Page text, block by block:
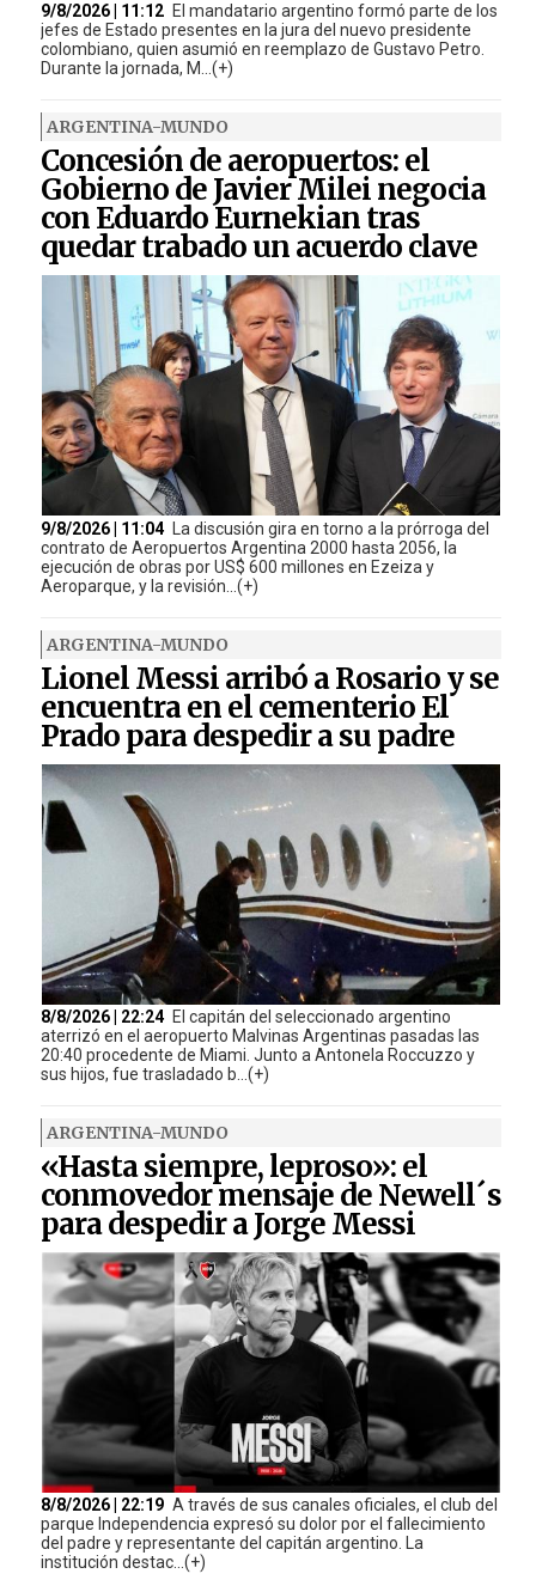
9/8/2026 | 11:12 El mandatario argentino formó parte de los
jefes de Estado presentes en la jura del nuevo presidente
colombiano, quien asumió en reemplazo de Gustavo Petro.
Durante la jornada, M...(+)
ARGENTINA-MUNDO
Concesión de aeropuertos: el
Gobierno de Javier Milei negocia
con Eduardo Eurnekian tras
quedar trabado un acuerdo clave
9/8/2026 | 11:04
La discusión gira en torno a la prórroga del
contrato de Aeropuertos Argentina 2000 hasta 2056, la
ejecución de obras por US$ 600 millones en Ezeiza y
Aeroparque, y la revisión...(+)
ARGENTINA-MUNDO
Lionel Messi arribó a Rosario y se
encuentra en el cementerio El
Prado para despedir a su padre
8/8/2026 | 22:24 El capitán del seleccionado argentino
aterrizó en el aeropuerto Malvinas Argentinas pasadas las
20:40 procedente de Miami. Junto a Antonela Roccuzzo y
sus hijos, fue trasladado b...(+)
ARGENTINA-MUNDO
«Hasta siempre, leproso»: el
conmovedor mensaje de Newell´s
para despedir a Jorge Messi
8/8/2026 | 22:19 A través de sus canales oficiales, el club del
parque Independencia expresó su dolor por el fallecimiento
del padre y representante del capitán argentino. La
institución destac...(+)